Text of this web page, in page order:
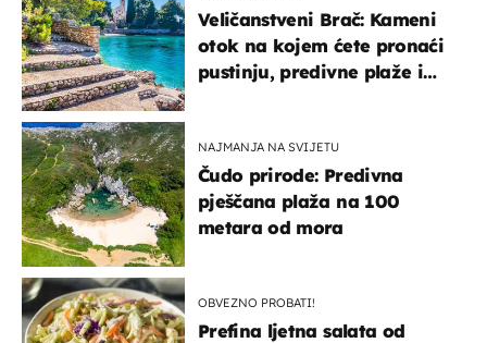
Veličanstveni Brač: Kameni
otok na kojem ćete pronaći
pustinju, predivne plaže i
NAJMANJA NA SVIJETU
Čudo prirode: Predivna
pješčana plaža na 100
metara od mora
OBVEZNO PROBATI!
Prefina ljetna salata od